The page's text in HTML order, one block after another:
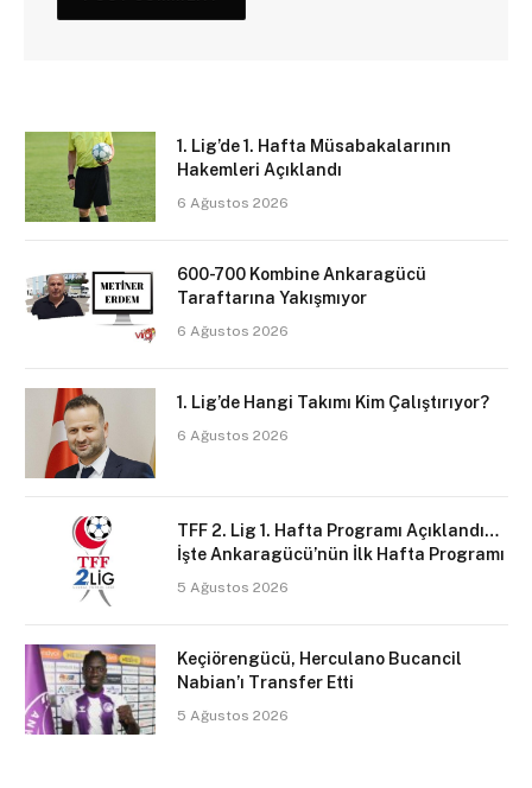
1. Lig’de 1. Hafta Müsabakalarının
Hakemleri Açıklandı
6 Ağustos 2026
600-700 Kombine Ankaragücü
Taraftarına Yakışmıyor
6 Ağustos 2026
1. Lig’de Hangi Takımı Kim Çalıştırıyor?
6 Ağustos 2026
TFF 2. Lig 1. Hafta Programı Açıklandı…
İşte Ankaragücü’nün İlk Hafta Programı
5 Ağustos 2026
Keçiörengücü, Herculano Bucancil
Nabian’ı Transfer Etti
5 Ağustos 2026